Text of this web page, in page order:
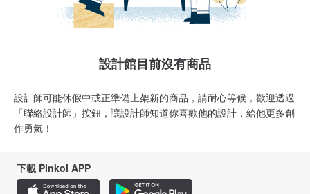
設計館目前沒有商品
設計師可能休假中或正準備上架新的商品，請耐心等候，歡迎透過
「聯絡設計師」按鈕，讓設計師知道你喜歡他的設計，給他更多創
作勇氣！
下載 Pinkoi APP